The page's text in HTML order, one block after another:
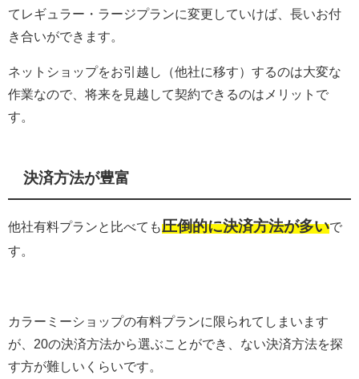
てレギュラー・ラージプランに変更していけば、長いお付
き合いができます。
ネットショップをお引越し（他社に移す）するのは大変な
作業なので、将来を見越して契約できるのはメリットで
す。
決済方法が豊富
他社有料プランと比べても圧倒的に決済方法が多いで
す。
カラーミーショップの有料プランに限られてしまいます
が、20の決済方法から選ぶことができ、ない決済方法を探
す方が難しいくらいです。